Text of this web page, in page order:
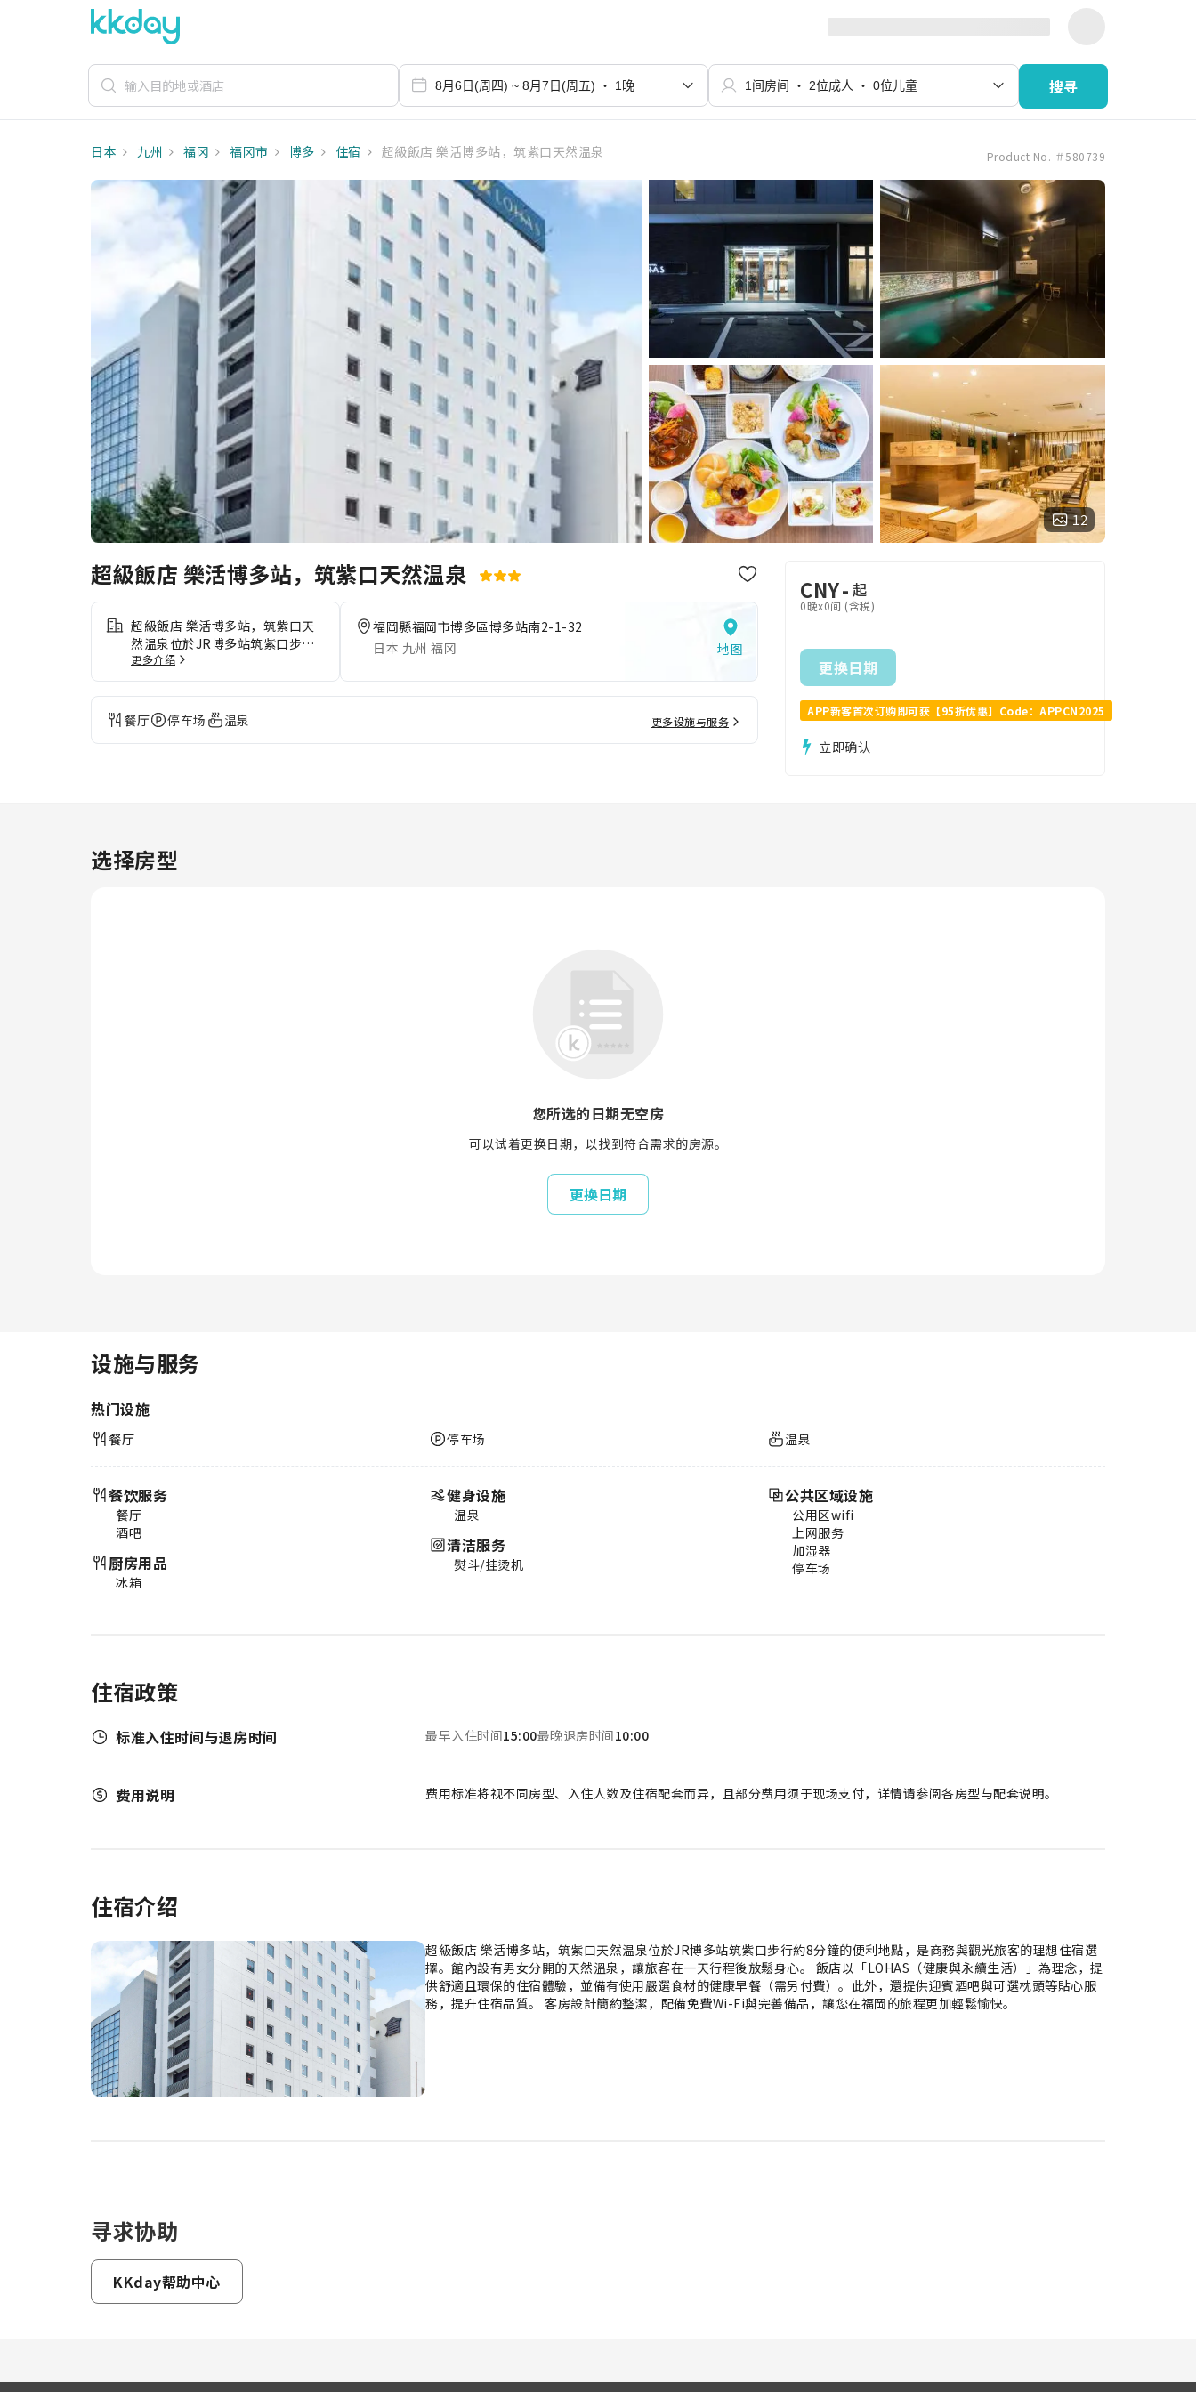
搜寻
日本 九州 福冈 福冈市 博多 住宿 超級飯店 樂活博多站，筑紫口天然温泉 Product No. ＃580739
12
超級飯店 樂活博多站，筑紫口天然温泉
超級飯店 樂活博多站，筑紫口天
然温泉位於JR博多站筑紫口步行
約8分鐘的便利地點，是商務與觀
光旅客的理想住宿選擇。館內設有
男女分開的天然溫泉，讓旅客在一
天行程後放鬆身心。 飯店以
「LOHAS（健康與永續生活）」
讓您在福岡的旅程更加輕鬆愉快。
更多介绍
福岡縣福岡市博多區博多站南2-1-32
日本 九州 福冈
地图
餐厅 停车场 温泉 更多设施与服务
CNY- 起
0晚x0间 (含税)
更换日期
APP新客首次订购即可获【95折优惠】Code：APPCN2025
立即确认
选择房型
您所选的日期无空房
可以试着更换日期，以找到符合需求的房源。
更换日期
设施与服务
热门设施
餐厅 停车场 温泉
餐饮服务
餐厅
酒吧
厨房用品
冰箱
健身设施
温泉
清洁服务
熨斗/挂烫机
公共区域设施
公用区wifi
上网服务
加湿器
停车场
住宿政策
标准入住时间与退房时间 最早入住时间15:00最晚退房时间10:00
费用说明 费用标准将视不同房型、入住人数及住宿配套而异，且部分费用须于现场支付，详情请参阅各房型与配套说明。
住宿介绍
超級飯店 樂活博多站，筑紫口天然温泉位於JR博多站筑紫口步行約8分鐘的便利地點，是商務與觀光旅客的理想住宿選
擇。館內設有男女分開的天然溫泉，讓旅客在一天行程後放鬆身心。 飯店以「LOHAS（健康與永續生活）」為理念，提
供舒適且環保的住宿體驗，並備有使用嚴選食材的健康早餐（需另付費）。此外，還提供迎賓酒吧與可選枕頭等貼心服
務，提升住宿品質。 客房設計簡約整潔，配備免費Wi-Fi與完善備品，讓您在福岡的旅程更加輕鬆愉快。
寻求协助
KKday帮助中心